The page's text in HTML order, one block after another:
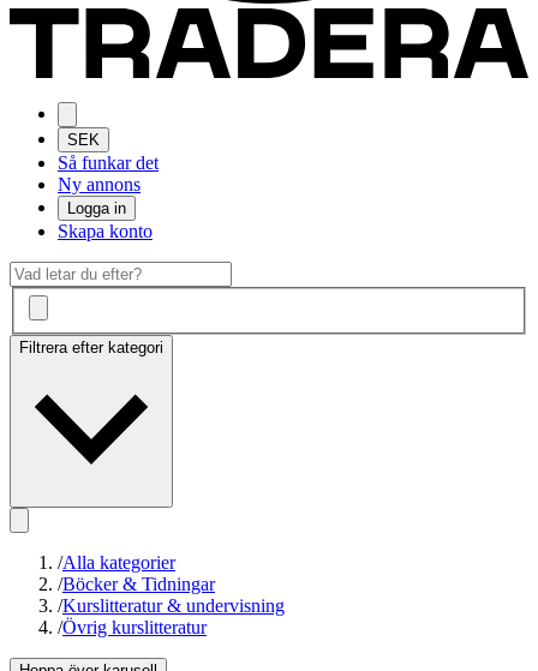
SEK
Så funkar det
Ny annons
Logga in
Skapa konto
Filtrera efter kategori
/Alla kategorier
/Böcker & Tidningar
/Kurslitteratur & undervisning
/Övrig kurslitteratur